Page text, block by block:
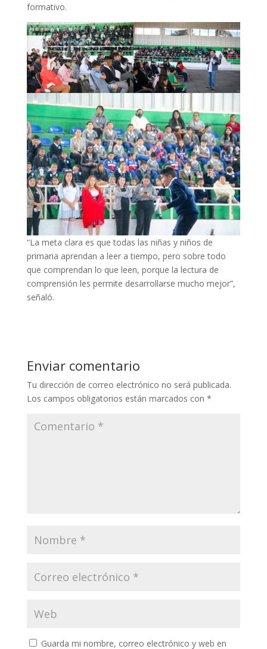
formativo.
“La meta clara es que todas las niñas y niños de
primaria aprendan a leer a tiempo, pero sobre todo
que comprendan lo que leen, porque la lectura de
comprensión les permite desarrollarse mucho mejor”,
señaló.
Enviar comentario
Tu dirección de correo electrónico no será publicada.
Los campos obligatorios están marcados con *
Guarda mi nombre, correo electrónico y web en